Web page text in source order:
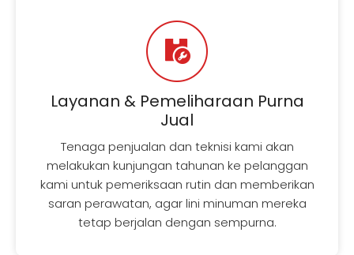
Layanan & Pemeliharaan Purna
Jual
Tenaga penjualan dan teknisi kami akan
melakukan kunjungan tahunan ke pelanggan
kami untuk pemeriksaan rutin dan memberikan
saran perawatan, agar lini minuman mereka
tetap berjalan dengan sempurna.